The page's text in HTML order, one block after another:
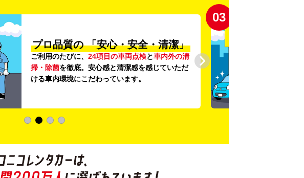
プロ品質の 「安心・安全・清潔」
ご利用のたびに、 24項目の車両点検と車内外の清
掃・除菌を徹底。安心感と清潔感を感じていただ
ける車内環境にこだわっています。
03